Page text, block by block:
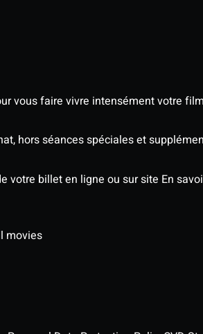
vous faire vivre intensément votre
hors séances spéciales et
votre billet en ligne ou sur site En
movies